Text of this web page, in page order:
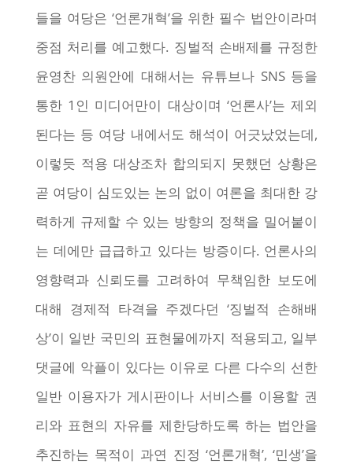
들을 여당은 ‘언론개혁’을 위한 필수 법안이라며
중점 처리를 예고했다. 징벌적 손배제를 규정한
윤영찬 의원안에 대해서는 유튜브나 SNS 등을
통한 1인 미디어만이 대상이며 ‘언론사’는 제외
된다는 등 여당 내에서도 해석이 어긋났었는데,
이렇듯 적용 대상조차 합의되지 못했던 상황은
곧 여당이 심도있는 논의 없이 여론을 최대한 강
력하게 규제할 수 있는 방향의 정책을 밀어붙이
는 데에만 급급하고 있다는 방증이다. 언론사의
영향력과 신뢰도를 고려하여 무책임한 보도에
대해 경제적 타격을 주겠다던 ‘징벌적 손해배
상’이 일반 국민의 표현물에까지 적용되고, 일부
댓글에 악플이 있다는 이유로 다른 다수의 선한
일반 이용자가 게시판이나 서비스를 이용할 권
리와 표현의 자유를 제한당하도록 하는 법안을
추진하는 목적이 과연 진정 ‘언론개혁’, ‘민생’을